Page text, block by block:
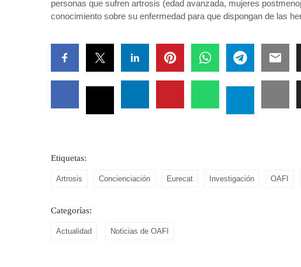
personas que sufren artrosis (edad avanzada, mujeres
conocimiento sobre su enfermedad para que dispongan de las
Etiquetas:
Artrosis Concienciación Eurecat Investigación OAFI
Categorías:
Actualidad Noticias de OAFI